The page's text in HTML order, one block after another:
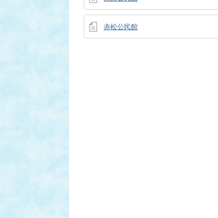
赤松公民館